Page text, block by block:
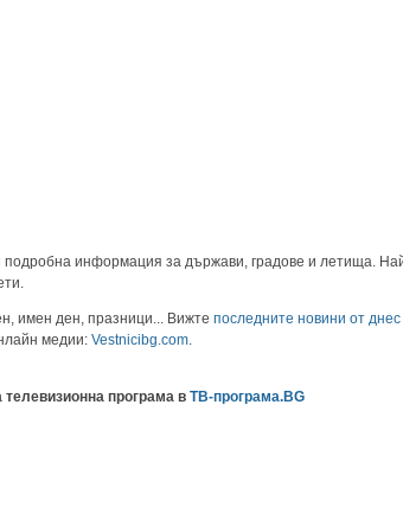
подробна информация за държави, градове и летища.
имен ден, празници... Вижте последните новини от днес
медии: Vestnicibg.com
програма в ТВ-програма.BG